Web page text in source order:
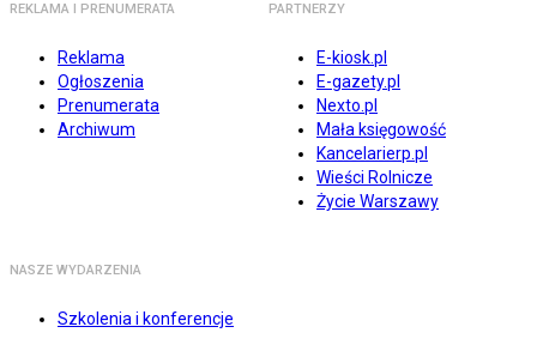
REKLAMA I PRENUMERATA
Reklama
Ogłoszenia
Prenumerata
Archiwum
PARTNERZY
E-kiosk.pl
E-gazety.pl
Nexto.pl
Mała księgowość
Kancelarierp.pl
Wieści Rolnicze
Życie Warszawy
NASZE WYDARZENIA
Szkolenia i konferencje